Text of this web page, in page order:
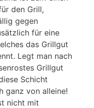
den Grill,
gegen
für eine
das Grillgut
Legt man nach
Grillgut
Schicht
ganz von alleine!
nicht mit